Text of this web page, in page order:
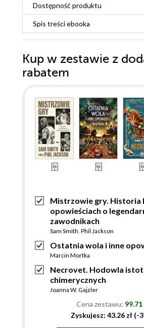
Dostępność produktu
Spis treściebooka
Kup w zestawie z
rabatem
Mistrzowie gry. Historia
opowieściach o
zawodnikach
Sam Smith Phil Jackson
Ostatnia wola i inne
Marcin Mortka
Necrovet. Hodowla istot
chimerycznych
Joanna W. Gajzler
Cena zestawu: 99.71
Zyskujesz: 43.26 zł (-